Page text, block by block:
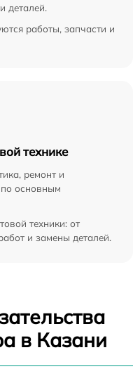
деталей.
работы, запчасти и
технике
ремонт и
основным
техники: от
и замены деталей.
в Казани